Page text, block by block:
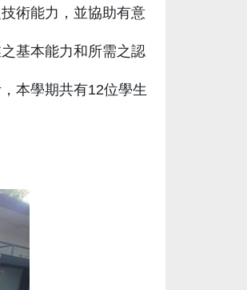
術能力，並協助有意
基本能力和所需之認
本學期共有12位學生